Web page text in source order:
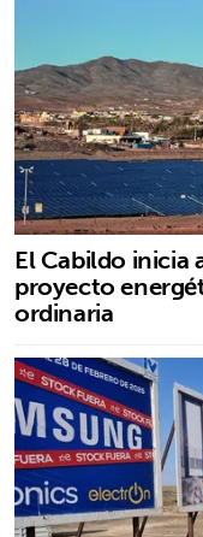
El Cabildo inicia
proyecto
ordinaria